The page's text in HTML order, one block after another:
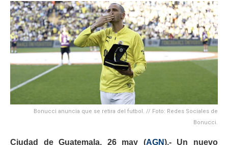
Bonucci anuncia que se retira del futbol. // Foto: Redes Sociales de
Bonucci.
Ciudad de Guatemala, 26 may (AGN).- Un nuevo